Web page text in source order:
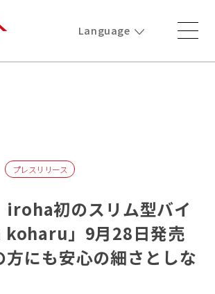
Language
プレスリリース
iroha初のスリム型バイ
」9月28日発売
にも安心の細さとしな